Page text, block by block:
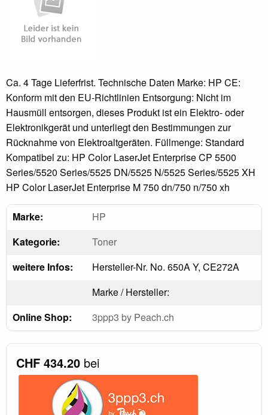
Ca. 4 Tage Lieferfrist. Technische Daten Marke: HP CE:
Konform mit den EU-Richtlinien Entsorgung: Nicht im
Hausmüll entsorgen, dieses Produkt ist ein Elektro- oder
Elektronikgerät und unterliegt den Bestimmungen zur
Rücknahme von Elektroaltgeräten. Füllmenge: Standard
Kompatibel zu: HP Color LaserJet Enterprise CP 5500
Series/5520 Series/5525 DN/5525 N/5525 Series/5525 XH
HP Color LaserJet Enterprise M 750 dn/750 n/750 xh
Marke:
HP
Kategorie:
Toner
weitere Infos:
Hersteller-Nr. No. 650A Y, CE272A
Marke / Hersteller:
Online Shop:
3ppp3 by Peach.ch
CHF 434.20 bei